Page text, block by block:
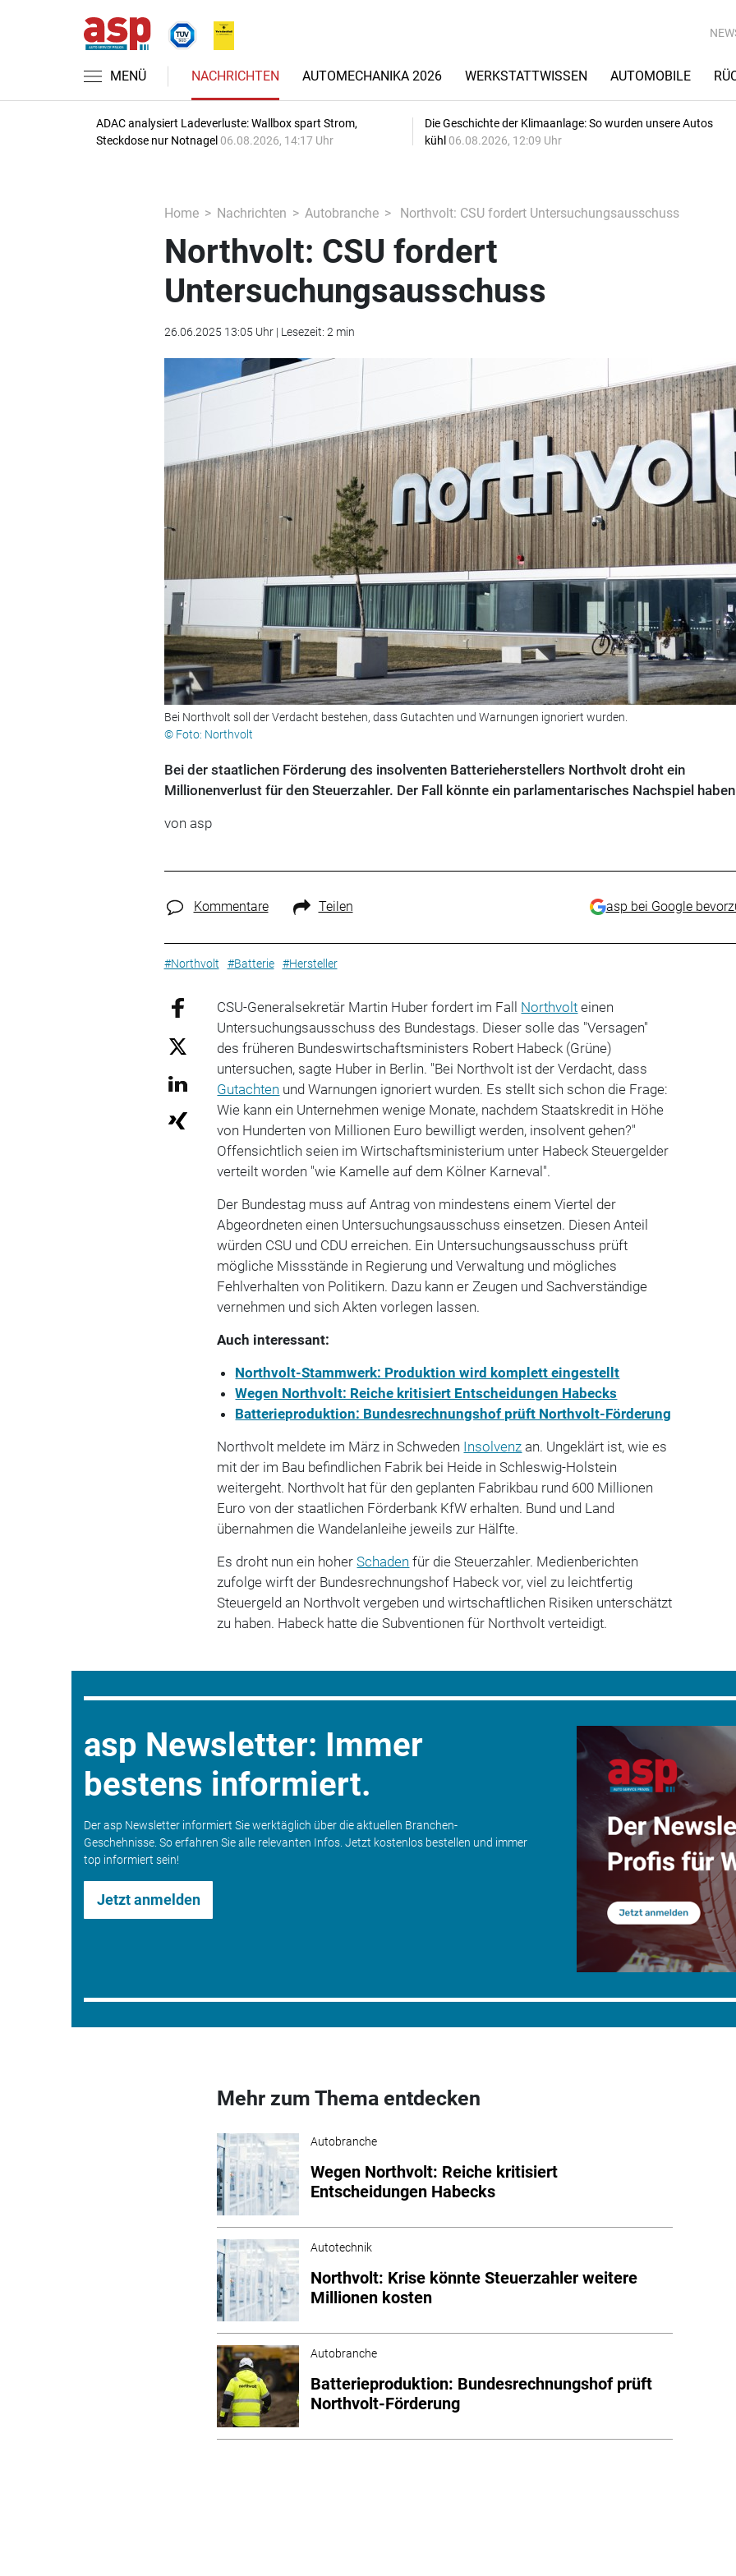
MENÜ NACHRICHTEN AUTOMECHANIKA 2026 WERKSTATTWISSEN AUTOMOBILE
ADAC analysiert Ladeverluste: Wallbox spart Strom,
Steckdose nur Notnagel 06.08.2026, 14:17 Uhr
Die Geschichte der Klimaanlage: So wurden unsere Autos
kühl 06.08.2026, 12:09 Uhr
Home Nachrichten Autobranche Northvolt: CSU fordert Untersuchungsausschuss
Northvolt: CSU fordert
Untersuchungsausschuss
26.06.2025 13:05 Uhr | Lesezeit: 2 min
Bei Northvolt soll der Verdacht bestehen, dass Gutachten und Warnungen ignoriert wurden.
© Foto: Northvolt
Bei der staatlichen Förderung des insolventen Batterieherstellers Northvolt droht ein
Millionenverlust für den Steuerzahler. Der Fall könnte ein parlamentarisches Nachspiel
von asp
Kommentare Teilen asp bei Google
#Northvolt #Batterie #Hersteller
CSU-Generalsekretär Martin Huber fordert im Fall Northvolt einen
Untersuchungsausschuss des Bundestags. Dieser solle das "Versagen"
des früheren Bundeswirtschaftsministers Robert Habeck (Grüne)
untersuchen, sagte Huber in Berlin. "Bei Northvolt ist der Verdacht, dass
Gutachten und Warnungen ignoriert wurden. Es stellt sich schon die Frage:
Wie kann ein Unternehmen wenige Monate, nachdem Staatskredit in Höhe
von Hunderten von Millionen Euro bewilligt werden, insolvent gehen?"
Offensichtlich seien im Wirtschaftsministerium unter Habeck Steuergelder
verteilt worden "wie Kamelle auf dem Kölner Karneval".
Der Bundestag muss auf Antrag von mindestens einem Viertel der
Abgeordneten einen Untersuchungsausschuss einsetzen. Diesen Anteil
würden CSU und CDU erreichen. Ein Untersuchungsausschuss prüft
mögliche Missstände in Regierung und Verwaltung und mögliches
Fehlverhalten von Politikern. Dazu kann er Zeugen und Sachverständige
vernehmen und sich Akten vorlegen lassen.
Auch interessant:
Northvolt-Stammwerk: Produktion wird komplett eingestellt
Wegen Northvolt: Reiche kritisiert Entscheidungen Habecks
Batterieproduktion: Bundesrechnungshof prüft Northvolt-Förderung
Northvolt meldete im März in Schweden Insolvenz an. Ungeklärt ist, wie es
mit der im Bau befindlichen Fabrik bei Heide in Schleswig-Holstein
weitergeht. Northvolt hat für den geplanten Fabrikbau rund 600 Millionen
Euro von der staatlichen Förderbank KfW erhalten. Bund und Land
übernahmen die Wandelanleihe jeweils zur Hälfte.
Es droht nun ein hoherSchaden für die Steuerzahler. Medienberichten
zufolge wirft der Bundesrechnungshof Habeck vor, viel zu leichtfertig
Steuergeld an Northvolt vergeben und wirtschaftlichen Risiken unterschätzt
zu haben. Habeck hatte die Subventionen für Northvolt verteidigt.
asp Newsletter: Immer
bestens informiert.
Der asp Newsletter informiert Sie werktäglich über die aktuellen Branchen-
Geschehnisse. So erfahren Sie alle relevanten Infos. Jetzt kostenlos bestellen und immer
top informiert sein!
Jetzt anmelden
Mehr zum Thema entdecken
Autobranche
Wegen Northvolt: Reiche kritisiert
Entscheidungen Habecks
Autotechnik
Northvolt: Krise könnte Steuerzahler weitere
Millionen kosten
Autobranche
Batterieproduktion: Bundesrechnungshof prüft
Northvolt-Förderung